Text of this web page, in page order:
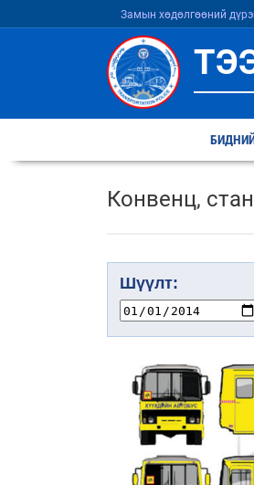
Замын хөдөлгөөний
Конвенц,
Шүүлт: